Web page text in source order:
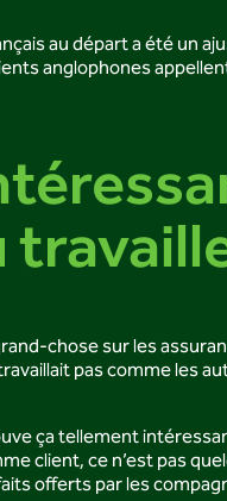
au départ a été un
anglophones
chose sur les
pas comme
ça tellement
client, ce n’est pas
offerts par les